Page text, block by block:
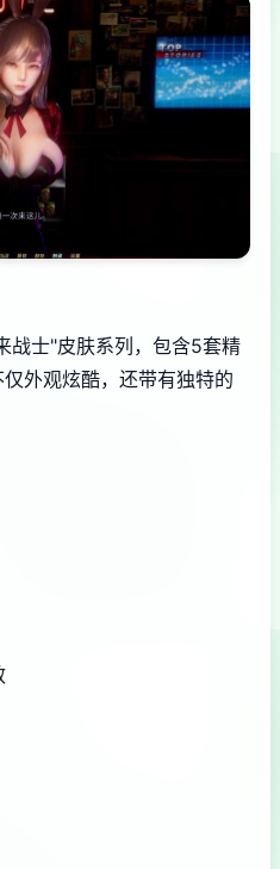
战士"皮肤系列，包含5套精
外观炫酷，还带有独特的